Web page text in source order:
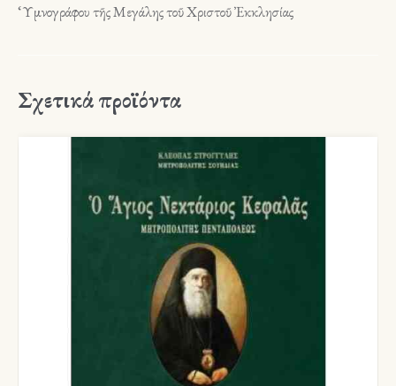
‘Υμνογράφου τῆς Μεγάλης τοῦ Χριστοῦ Ἐκκλησίας
Σχετικά προϊόντα